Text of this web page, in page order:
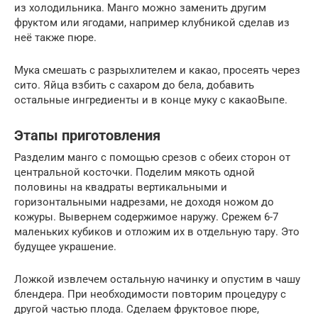
из холодильника. Манго можно заменить другим
фруктом или ягодами, например клубникой сделав из
неё также пюре.
Мука смешать с разрыхлителем и какао, просеять через
сито. Яйца взбить с сахаром до бела, добавить
остальные ингредиенты и в конце муку с какаоВыпе.
Этапы приготовления
Разделим манго с помощью срезов с обеих сторон от
центральной косточки. Поделим мякоть одной
половины на квадраты вертикальными и
горизонтальными надрезами, не доходя ножом до
кожуры. Вывернем содержимое наружу. Срежем 6-7
маленьких кубиков и отложим их в отдельную тару. Это
будущее украшение.
Ложкой извлечем остальную начинку и опустим в чашу
блендера. При необходимости повторим процедуру с
другой частью плода. Сделаем фруктовое пюре,